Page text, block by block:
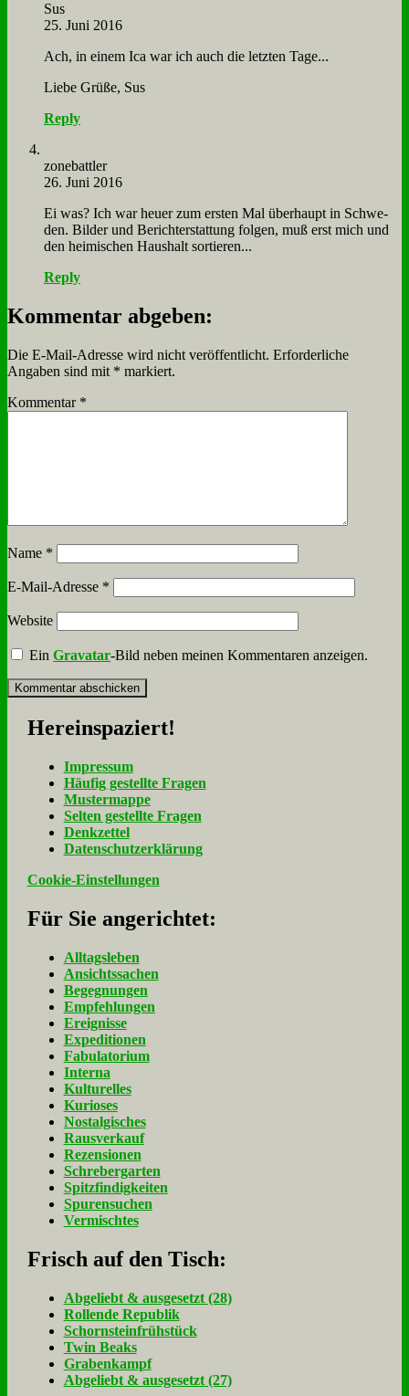
Sus
25. Juni 2016
Ach, in ei­nem Ica war ich auch die letz­ten Ta­ge...
Lie­be Grü­ße, Sus
Reply
zone­batt­ler
26. Juni 2016
Ei was? Ich war heu­er zum er­sten Mal über­haupt in Schwe­
den. Bil­der und Be­richt­erstat­tung fol­gen, muß erst mich und
den hei­mi­schen Haus­halt sor­tie­ren...
Reply
Kommentar abgeben:
Die E-Mail-Adresse wird nicht veröffentlicht. Erforderliche
Angaben sind mit * markiert.
Kommentar *
Name *
E-Mail-Adresse *
Website
EinGravatar-Bild neben meinen Kommentaren anzeigen.
Her­ein­spa­ziert!
Im­pres­sum
Häu­fig ge­stell­te Fra­gen
Mu­ster­map­pe
Sel­ten ge­stell­te Fra­gen
Denk­zet­tel
Da­ten­schutz­er­klä­rung
Cookie-Einstellungen
Für Sie an­ge­rich­tet:
Alltagsleben
Ansichtssachen
Begegnungen
Empfehlungen
Ereignisse
Expeditionen
Fabulatorium
Interna
Kulturelles
Kurioses
Nostalgisches
Rausverkauf
Rezensionen
Schrebergarten
Spitzfindigkeiten
Spurensuchen
Vermischtes
Frisch auf den Tisch:
Ab­ge­liebt & aus­ge­setzt (28)
Rol­len­de Re­pu­blik
Schorn­stein­früh­stück
Twin Beaks
Gra­ben­kampf
Ab­ge­liebt & aus­ge­setzt (27)